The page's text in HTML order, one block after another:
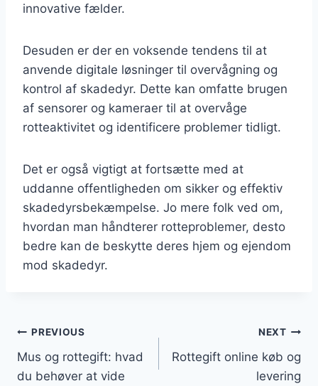
innovative fælder.
Desuden er der en voksende tendens til at
anvende digitale løsninger til overvågning og
kontrol af skadedyr. Dette kan omfatte brugen
af sensorer og kameraer til at overvåge
rotteaktivitet og identificere problemer tidligt.
Det er også vigtigt at fortsætte med at
uddanne offentligheden om sikker og effektiv
skadedyrsbekæmpelse. Jo mere folk ved om,
hvordan man håndterer rotteproblemer, desto
bedre kan de beskytte deres hjem og ejendom
mod skadedyr.
Indlægsnavigation
PREVIOUS
Mus og rottegift: hvad
du behøver at vide
NEXT
Rottegift online køb og
levering